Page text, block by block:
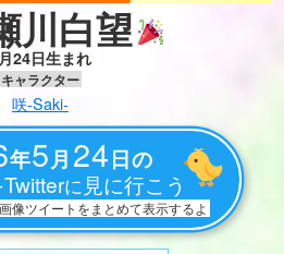
川白望
24日生まれ
キャラクター
咲-Saki-
年5月 24日の
Twitterに 見に行こう
像ツイートをまとめて表示するよ